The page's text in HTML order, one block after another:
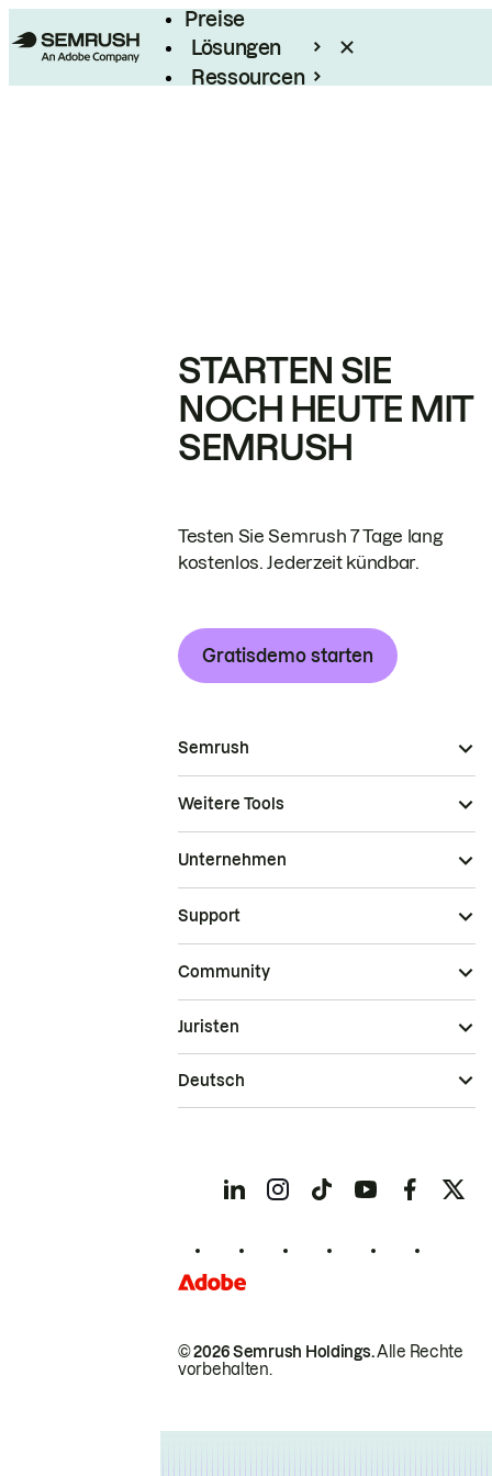
Preise
Lösungen
Ressourcen
STARTEN SIE
NOCH HEUTE MIT
SEMRUSH
Testen Sie Semrush 7 Tage lang
kostenlos. Jederzeit kündbar.
Gratisdemo starten
Semrush
Weitere Tools
Unternehmen
Support
Community
© 2026 Semrush Holdings.Alle Rechte
vorbehalten.
Juristen
Deutsch